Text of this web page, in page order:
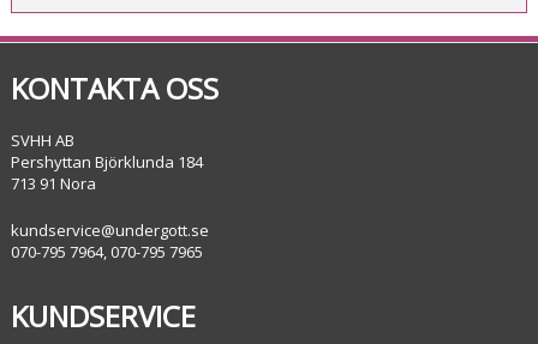
KONTAKTA OSS
SVHH AB
Pershyttan Björklunda 184
713 91 Nora
kundservice@undergott.se
070-795 7964, 070-795 7965
KUNDSERVICE